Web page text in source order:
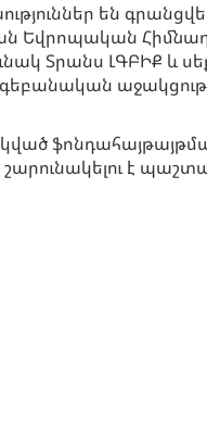
են
Եվրոպական
Տրանս ԼԳԲԻՔ և
է